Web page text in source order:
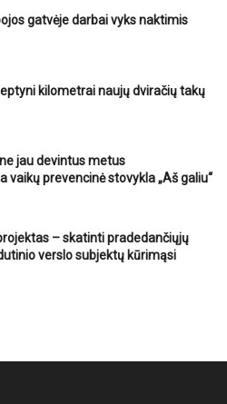
gatvėje darbai vyks naktimis
kilometrai naujų dviračių takų
jau devintus metus
vaikų prevencinė stovykla „Aš galiu“
– skatinti pradedančiųjų
verslo subjektų kūrimąsi